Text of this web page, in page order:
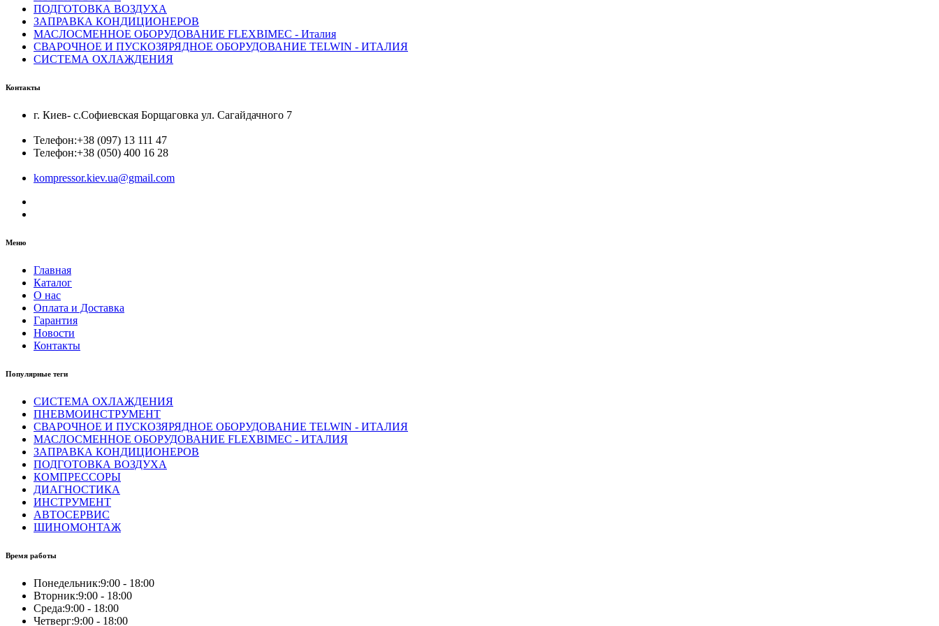
ПОДГОТОВКА ВОЗДУХА
ЗАПРАВКА КОНДИЦИОНЕРОВ
МАСЛОСМЕННОЕ ОБОРУДОВАНИЕ FLEXBIMEC - Италия
СВАРОЧНОЕ И ПУСКОЗЯРЯДНОЕ ОБОРУДОВАНИЕ TELWIN - ИТАЛИЯ
СИСТЕМА ОХЛАЖДЕНИЯ
Контакты
г. Киев- с.Софиевская Борщаговка ул. Сагайдачного 7
Телефон:+38 (097) 13 111 47
Телефон:+38 (050) 400 16 28
kompressor.kiev.ua@gmail.com
Меню
Главная
Каталог
О нас
Оплата и Доставка
Гарантия
Новости
Контакты
Популярные теги
СИСТЕМА ОХЛАЖДЕНИЯ
ПНЕВМОИНСТРУМЕНТ
СВАРОЧНОЕ И ПУСКОЗЯРЯДНОЕ ОБОРУДОВАНИЕ TELWIN - ИТАЛИЯ
МАСЛОСМЕННОЕ ОБОРУДОВАНИЕ FLEXBIMEC - ИТАЛИЯ
ЗАПРАВКА КОНДИЦИОНЕРОВ
ПОДГОТОВКА ВОЗДУХА
КОМПРЕССОРЫ
ДИАГНОСТИКА
ИНСТРУМЕНТ
АВТОСЕРВИС
ШИНОМОНТАЖ
Время работы
Понедельник:9:00 - 18:00
Вторник:9:00 - 18:00
Среда:9:00 - 18:00
Четверг:9:00 - 18:00